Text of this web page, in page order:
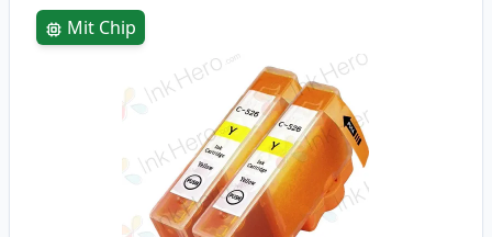
Product information
Mit Chip